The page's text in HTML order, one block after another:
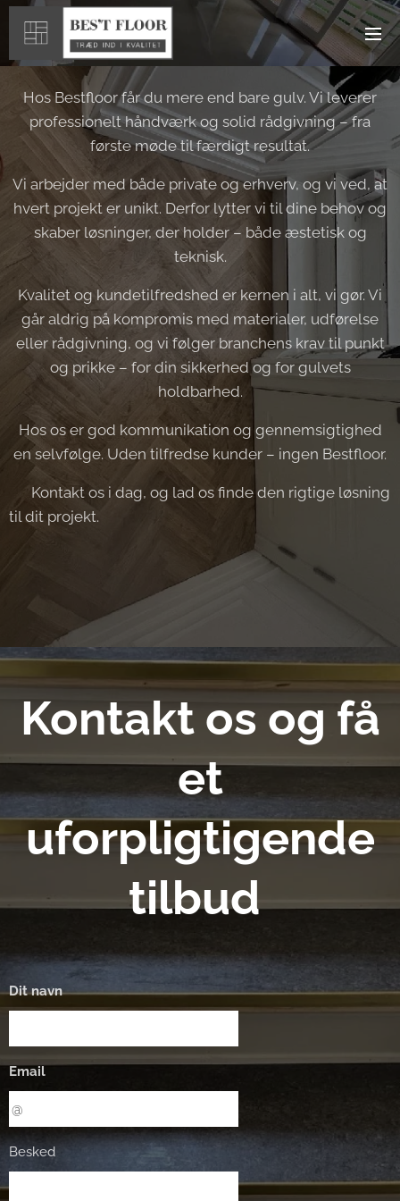
Hos Bestfloor får du mere end bare gulv. Vi leverer
professionelt håndværk og solid rådgivning – fra
første møde til færdigt resultat.
Vi arbejder med både private og erhverv, og vi ved, at
hvert projekt er unikt. Derfor lytter vi til dine behov og
skaber løsninger, der holder – både æstetisk og
teknisk.
Kvalitet og kundetilfredshed er kernen i alt, vi gør. Vi
går aldrig på kompromis med materialer, udførelse
eller rådgivning, og vi følger branchens krav til punkt
og prikke – for din sikkerhed og for gulvets
holdbarhed.
Hos os er god kommunikation og gennemsigtighed
en selvfølge. Uden tilfredse kunder – ingen Bestfloor.
👉 Kontakt os i dag, og lad os finde den rigtige løsning
til dit projekt.
Kontakt os og få
et
uforpligtigende
tilbud
Dit navn
Email
Besked